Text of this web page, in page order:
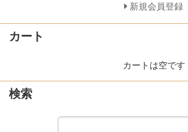
新規会員登録
カート
カートは空です
検索